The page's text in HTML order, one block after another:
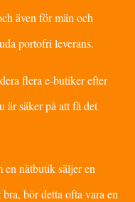
även för män och
portofri leverans.
flera e-butiker efter
är säker på att få det
en nätbutik säljer en
bör detta ofta vara en